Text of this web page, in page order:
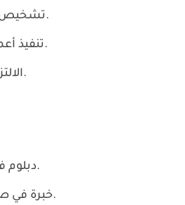
تشخيص الأعطال وإصلاحها.
تنفيذ أعمال الصيانة الوقائية.
الالتزام بمعايير السلامة.
دبلوم فني أو شهادة مهنية.
خبرة في صيانة أنظمة التكييف.